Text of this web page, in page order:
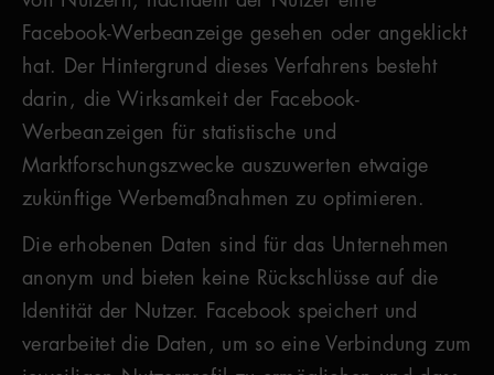
Facebook-Werbeanzeige gesehen oder angeklickt
hat. Der Hintergrund dieses Verfahrens besteht
darin, die Wirksamkeit der Facebook-
Werbeanzeigen für statistische und
Marktforschungszwecke auszuwerten etwaige
zukünftige Werbemaßnahmen zu optimieren.
Die erhobenen Daten sind für das Unternehmen
anonym und bieten keine Rückschlüsse auf die
Identität der Nutzer. Facebook speichert und
verarbeitet die Daten, um so eine Verbindung zum